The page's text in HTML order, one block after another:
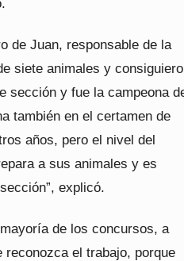
de Juan, responsable de la
siete animales y
sección y fue la campeona
también en el certamen de
años, pero el nivel del
a sus animales y es
explicó.
de los concursos, a
reconozca el trabajo, porque